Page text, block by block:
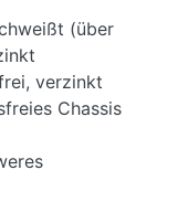
(über
verzinkt
Chassis